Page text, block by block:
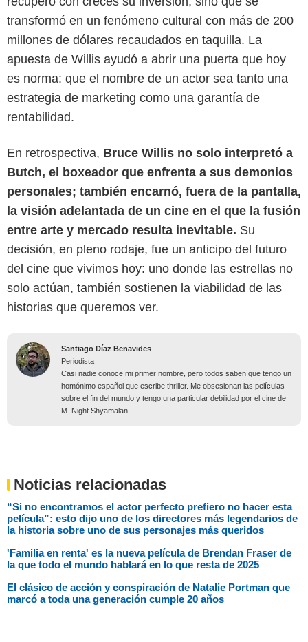
transformó en un fenómeno cultural con más de 200
millones de dólares recaudados en taquilla. La
apuesta de Willis ayudó a abrir una puerta que hoy
es norma: que el nombre de un actor sea tanto una
estrategia de marketing como una garantía de
rentabilidad.
En retrospectiva, Bruce Willis no solo interpretó a
Butch, el boxeador que enfrenta a sus demonios
personales; también encarnó, fuera de la pantalla,
la visión adelantada de un cine en el que la fusión
entre arte y mercado resulta inevitable. Su
decisión, en pleno rodaje, fue un anticipo del futuro
del cine que vivimos hoy: uno donde las estrellas no
solo actúan, también sostienen la viabilidad de las
historias que queremos ver.
Santiago Díaz Benavides
Periodista
Casi nadie conoce mi primer nombre, pero todos saben que tengo un
homónimo español que escribe thriller. Me obsesionan las películas
sobre el fin del mundo y tengo una particular debilidad por el cine de
M. Night Shyamalan.
Noticias relacionadas
“Si no encontramos el actor perfecto prefiero no hacer esta
película”: esto dijo uno de los directores más legendarios de
la historia sobre uno de sus personajes más queridos
'Familia en renta' es la nueva película de Brendan Fraser de
la que todo el mundo hablará en lo que resta de 2025
El clásico de acción y conspiración de Natalie Portman que
marcó a toda una generación cumple 20 años